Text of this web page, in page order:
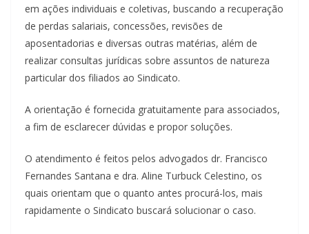
em ações individuais e coletivas, buscando a recuperação
de perdas salariais, concessões, revisões de
aposentadorias e diversas outras matérias, além de
realizar consultas jurídicas sobre assuntos de natureza
particular dos filiados ao Sindicato.
A orientação é fornecida gratuitamente para associados,
a fim de esclarecer dúvidas e propor soluções.
O atendimento é feitos pelos advogados dr. Francisco
Fernandes Santana e dra. Aline Turbuck Celestino, os
quais orientam que o quanto antes procurá-los, mais
rapidamente o Sindicato buscará solucionar o caso.